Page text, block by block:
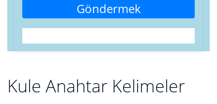
Göndermek
Kule Anahtar Kelimeler